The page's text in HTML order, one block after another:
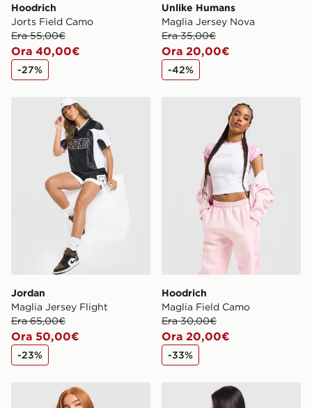
Hoodrich
Jorts Field Camo
Era 55,00€
Ora 40,00€
-27%
Unlike Humans
Maglia Jersey Nova
Era 35,00€
Ora 20,00€
-42%
Jordan Maglia Jersey Flight
Jordan
Maglia Jersey Flight
Era 65,00€
Ora 50,00€
-23%
Hoodrich Maglia Field
Hoodrich
Maglia Field Camo
Era 30,00€
Ora 20,00€
-33%
Hoodrich Maglia Field Camo Hoodrich Maglia Boyfriend